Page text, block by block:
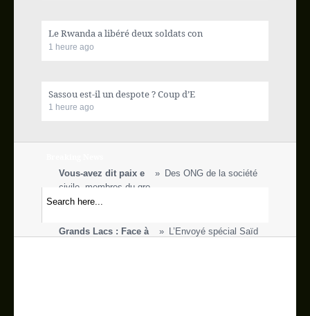
Sport
Galerie
People
Le Rwanda a libéré deux soldats con
1 heure ago
Sassou est-il un despote ? Coup d’E
1 heure ago
Vous-avez dit paix e
Des ONG de la société
civile, membres du gro
RDC : Ça chauffe ent
Grands Lacs : Face à
L’Envoyé spécial Saïd